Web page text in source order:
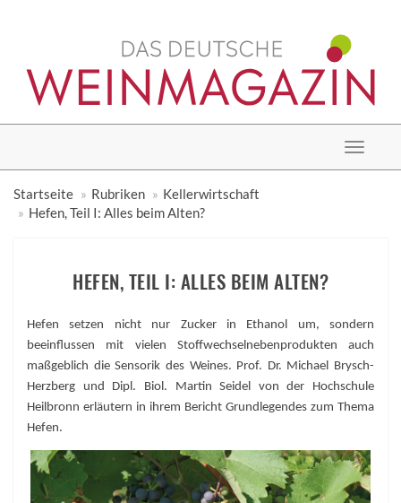
Toggle
Startseite
Rubriken
Kellerwirtschaft
Hefen, Teil I: Alles beim Alten?
HEFEN, TEIL I: ALLES BEIM ALTEN?
Hefen setzen nicht nur Zucker in Ethanol um, sondern
beeinflussen mit vielen Stoffwechselnebenprodukten auch
maßgeblich die Sensorik des Weines. Prof. Dr. Michael Brysch-
Herzberg und Dipl. Biol. Martin Seidel von der Hochschule
Heilbronn erläutern in ihrem Bericht Grundlegendes zum Thema
Hefen.